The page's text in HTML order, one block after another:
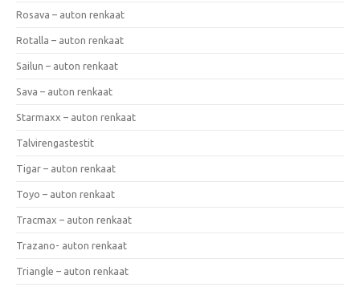
Rosava – auton renkaat
Rotalla – auton renkaat
Sailun – auton renkaat
Sava – auton renkaat
Starmaxx – auton renkaat
Talvirengastestit
Tigar – auton renkaat
Toyo – auton renkaat
Tracmax – auton renkaat
Trazano- auton renkaat
Triangle – auton renkaat